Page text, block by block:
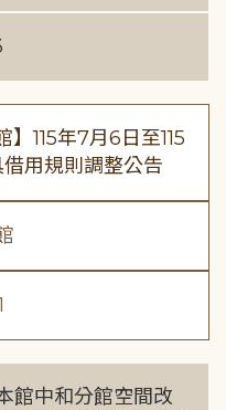
】115年7月6日至115
用規則調整公告
館中和分館空間改